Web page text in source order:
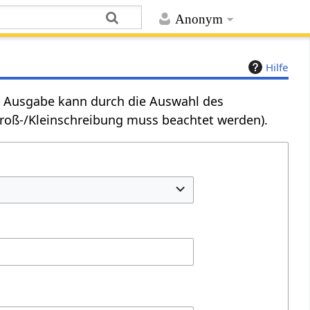
Anonym
Hilfe
kann durch die Auswahl des
Kleinschreibung muss beachtet werden).